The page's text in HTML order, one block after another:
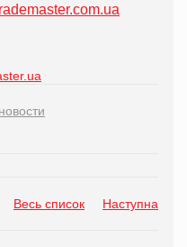
Весь список Наступна